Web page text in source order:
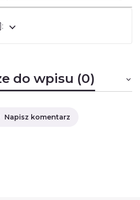
do wpisu (0)
Napisz komentarz